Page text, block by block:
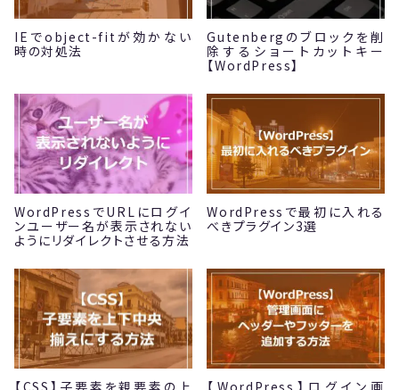
IEでobject-fitが効かない
時の対処法
Gutenbergのブロックを削
除するショートカットキー
【WordPress】
WordPressでURLにログイ
ンユーザー名が表示されない
ようにリダイレクトさせる方法
WordPressで最初に入れる
べきプラグイン3選